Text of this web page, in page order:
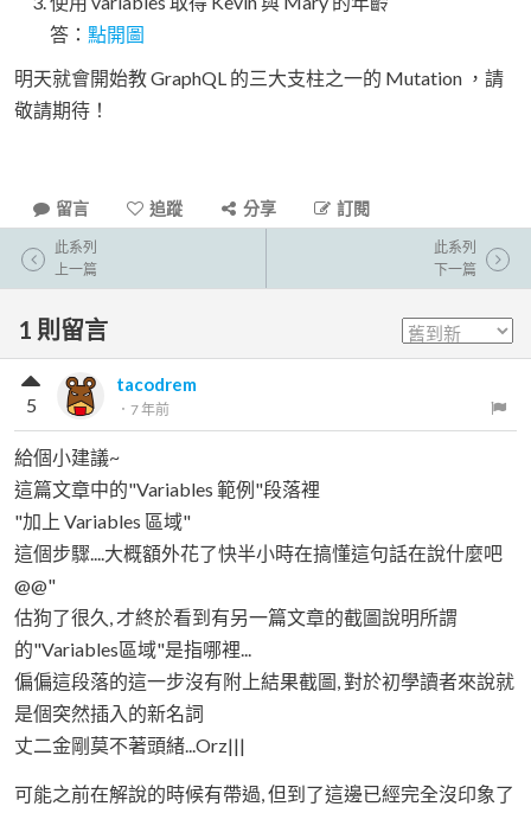
答： 點開圖
明天就會開始教 GraphQL 的三大支柱之一的 Mutation ，請
敬請期待！
留言 追蹤 分享 訂閱
此系列
上一篇
此系列
下一篇
1 則留言
tacodrem
． 7 年前
5
給個小建議~
這篇文章中的"Variables 範例"段落裡
"加上 Variables 區域"
這個步驟....大概額外花了快半小時在搞懂這句話在說什麼吧
@@"
估狗了很久, 才終於看到有另一篇文章的截圖說明所謂
的"Variables區域"是指哪裡...
偏偏這段落的這一步沒有附上結果截圖, 對於初學讀者來說就
是個突然插入的新名詞
丈二金剛莫不著頭緒...Orz|||
可能之前在解說的時候有帶過, 但到了這邊已經完全沒印象了